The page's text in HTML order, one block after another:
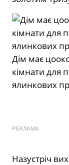
Дім має
кімнати для
ялинкових
РЕКЛАМА
Назустріч